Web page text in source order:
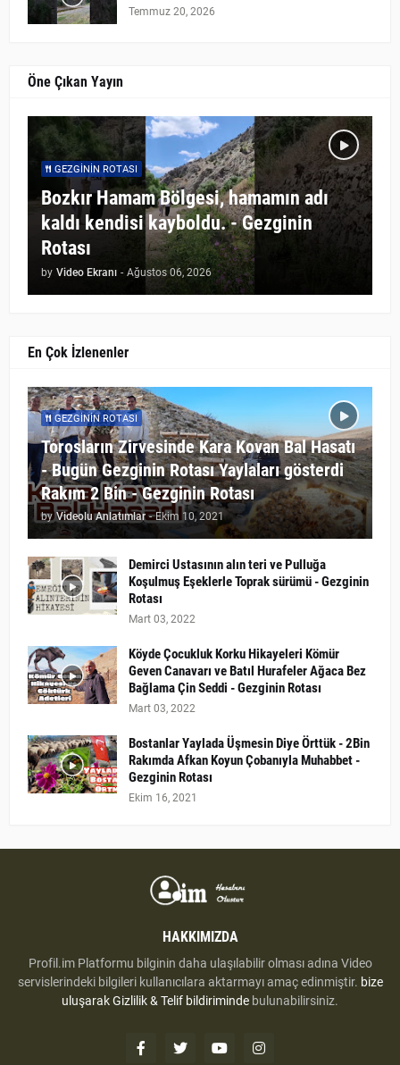
Temmuz 20, 2026
Öne Çıkan Yayın
GEZGININ ROTASI
Bozkır Hamam Bölgesi, hamamın adı
kaldı kendisi kayboldu. - Gezginin
Rotası
by Video Ekranı - Ağustos 06, 2026
En Çok İzlenenler
GEZGININ ROTASI
Torosların Zirvesinde Kara Kovan Bal Hasatı
- Bugün Gezginin Rotası Yaylaları gösterdi
Rakım 2 Bin - Gezginin Rotası
by Videolu Anlatımlar - Ekim 10, 2021
Demirci Ustasının alın teri ve Pulluğa
Koşulmuş Eşeklerle Toprak sürümü - Gezginin
Rotası
Mart 03, 2022
Köyde Çocukluk Korku Hikayeleri Kömür
Geven Canavarı ve Batıl Hurafeler Ağaca Bez
Bağlama Çin Seddi - Gezginin Rotası
Mart 03, 2022
Bostanlar Yaylada Üşmesin Diye Örttük - 2Bin
Rakımda Afkan Koyun Çobanıyla Muhabbet -
Gezginin Rotası
Ekim 16, 2021
HAKKIMIZDA
Profil.im Platformu bilginin daha ulaşılabilir olması adına Video
servislerindeki bilgileri kullanıcılara aktarmayı amaç edinmiştir. bize
uluşarakGizlilik & Telif bildiriminde bulunabilirsiniz.